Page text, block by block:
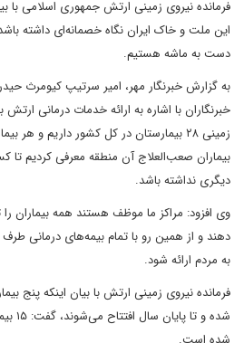
فرمانده نیروی زمینی ارتش جمهوری اسلامی با
این ملت و خاک ایران نگاه خصمانه‌ای داشته
دست به ماشه هستیم.
به گزارش خبرنگار مهر، امیر سرتیپ کیومرث
خبرنگاران با اشاره به ارائه خدمات درمانی ارتش
زمینی ۲۸ بیمارستان در کل کشور داریم و
بیماران صعب‌العلاج آن منطقه معرفی کردیم تا
دیگری نداشته باشد.
وی افزود: مراکز ما موظف هستند همه
دهند و از همین رو با تمام بیمه‌های درمانی
به مردم ارائه شود.
فرمانده نیروی زمینی ارتش با بیان اینکه پنج
شده
شده است.